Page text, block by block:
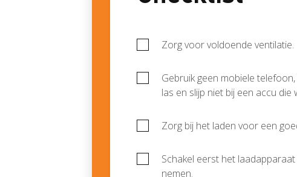
Zorg voor voldoende ventilatie.
Gebruik geen mobiele
las en slijp niet bij een accu die
Zorg bij het laden voor een
Schakel eerst het
nemen.